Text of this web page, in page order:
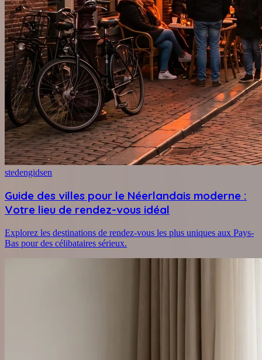
stedengidsen
Guide des villes pour le Néerlandais moderne :
Votre lieu de rendez-vous idéal
Explorez les destinations de rendez-vous les plus uniques aux Pays-
Bas pour des célibataires sérieux.